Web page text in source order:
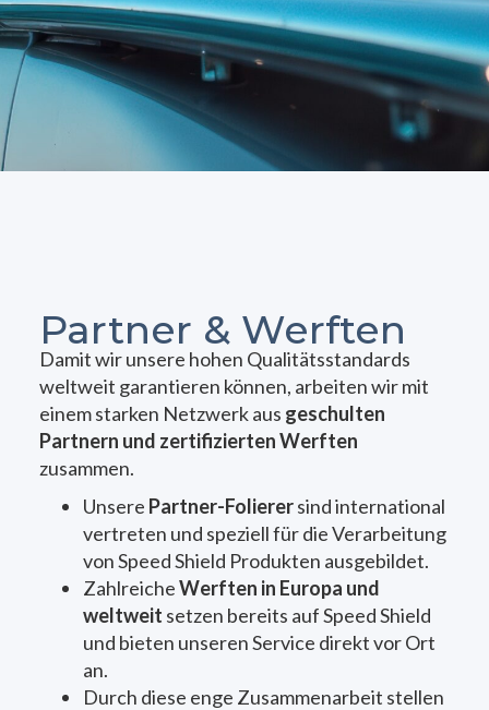
Partner & Werften
Damit wir unsere hohen Qualitätsstandards
weltweit garantieren können, arbeiten wir mit
einem starken Netzwerk aus geschulten
Partnern und zertifizierten Werften
zusammen.
Unsere Partner-Folierersind international
vertreten und speziell für die Verarbeitung
von Speed Shield Produkten ausgebildet.
ZahlreicheWerften in Europa und
weltweit setzen bereits auf Speed Shield
und bieten unseren Service direkt vor Ort
an.
Durch diese enge Zusammenarbeit stellen